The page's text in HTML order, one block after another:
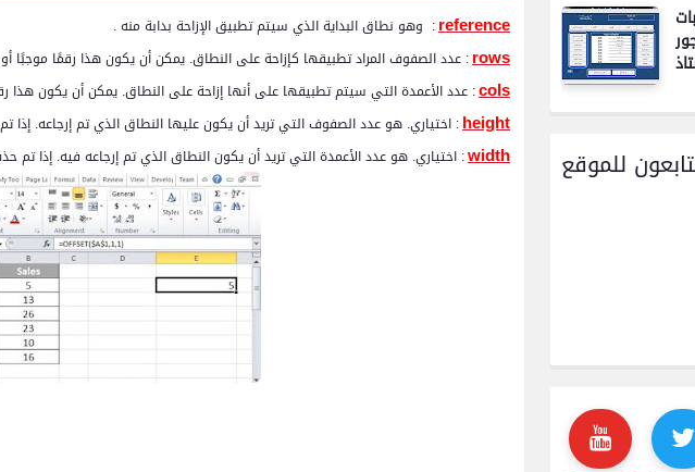
reference
: وهو نطاق البداية الذي سيتم تطبيق الإزاحة بدابة منه .
rows: عدد الصفوف المراد تطبيقها كإزاحة على النطاق. يمكن أن يكون هذا رقمًا موجبًا أو
cols: عدد الأعمدة التي سيتم تطبيقها على أنها إزاحة على النطاق. يمكن أن يكون هذا
height: اختياري. هو عدد الصفوف التي تريد أن يكون عليها النطاق الذي تم إرجاعه.
width: اختياري. هو عدد الأعمدة التي تريد أن يكون النطاق الذي تم إرجاعه فيه. إذا للموقع